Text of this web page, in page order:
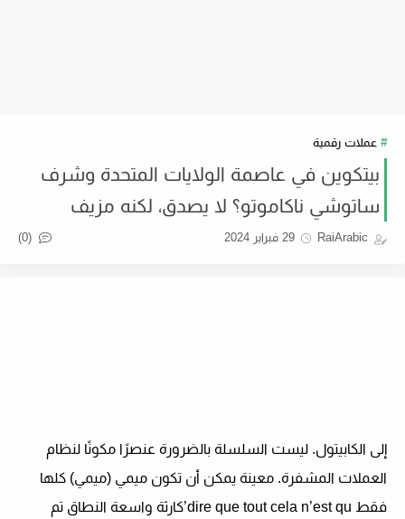
عملات رقمية
بيتكوين في عاصمة الولايات المتحدة وشرف
ساتوشي ناكاموتو؟ لا يصدق، لكنه مزيف
RaiArabic 29 فبراير 2024 (0)
إلى الكابيتول. ليست السلسلة بالضرورة عنصرًا مكونًا لنظام
العملات المشفرة. معينة يمكن أن تكون ميمي (ميمي) كلها
فقط dire que tout cela n’est qu’
كارثة واسعة النطاق تم